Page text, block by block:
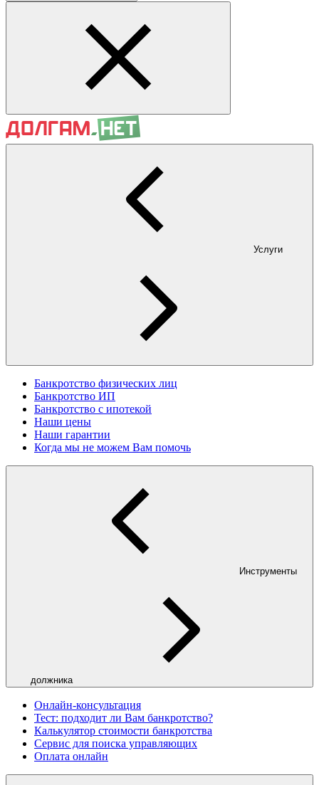
Услуги
Банкротство физических лиц
Банкротство ИП
Банкротство с ипотекой
Наши цены
Наши гарантии
Когда мы не можем Вам помочь
Инструменты
должника
Онлайн-консультация
Тест: подходит ли Вам банкротство?
Калькулятор стоимости банкротства
Сервис для поиска управляющих
Оплата онлайн